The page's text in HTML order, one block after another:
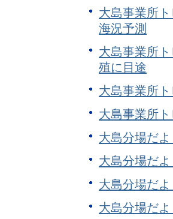
大島事業所
海況予測
大島事業所
殖に目途
大島事業所
大島事業所
大島分場だ
大島分場だ
大島分場だ
大島分場だ